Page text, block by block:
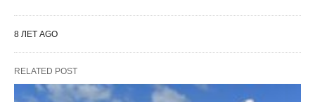
8 ЛЕТ AGO
RELATED POST